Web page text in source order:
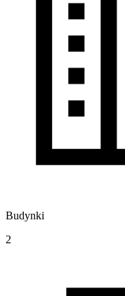
Budynki
2